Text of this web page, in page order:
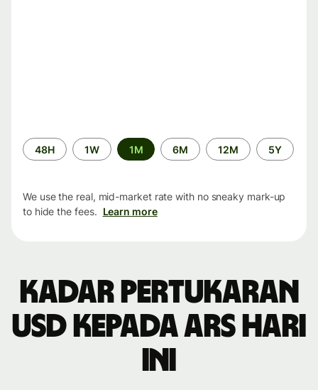
Time
period
48H 1W 1M 6M 12M 5Y
We use the real, mid-market rate with no sneaky mark-up
to hide the fees. Learn more
Kadar pertukaran
USD kepada ARS hari
ini